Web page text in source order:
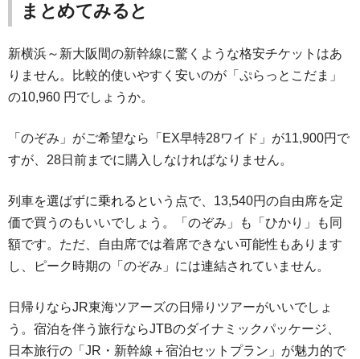
まとめてみると
新横浜～新大阪間の新幹線に驚くような格安チケットはあ
りません。比較的使いやすく安いのが「ぷらっとこだま」
の10,960 円でしょうか。
「のぞみ」がご希望なら「EX早特28ワイド」が11,900円で
すが、28日前までに購入しなければなりません。
列車を選ばずに乗れるという点で、13,540円の自由席を定
価で買うのもいいでしょう。「のぞみ」も「ひかり」も同
額です。ただ、自由席では着席できない可能性もあります
し、ピーク時期の「のぞみ」には連結されていません。
日帰りならJR東海ツアーズの日帰りツアーがいいでしょ
う。宿泊を伴う旅行ならJTBのダイナミックパッケージ、
日本旅行の「JR・新幹線＋宿泊セットプラン」が魅力的で